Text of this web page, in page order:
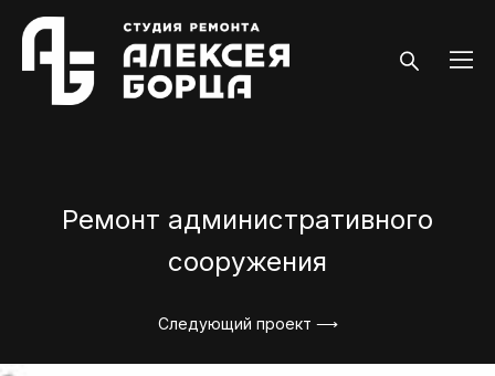
Ремонт административного
сооружения
Следующий проект ⟶